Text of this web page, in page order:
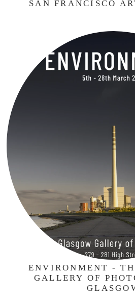
SAN FRANCISCO
ENVIRONMENT -
GALLERY OF